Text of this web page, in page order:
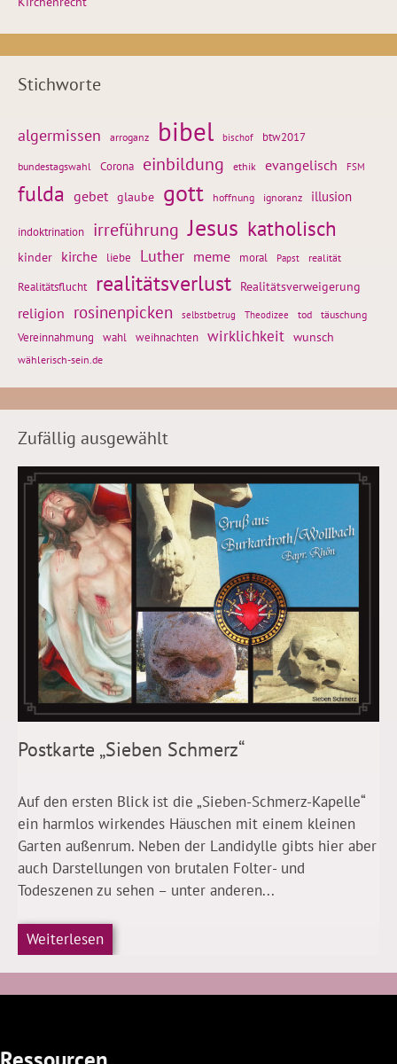
Stichworte
algermissen arroganz bibel bischof btw2017
bundestagswahl Corona einbildung ethik evangelisch FSM
fulda gebet glaube gott hoffnung ignoranz illusion
indoktrination irreführung Jesus katholisch
kinder kirche liebe Luther meme moral Papst realität
Realitätsflucht realitätsverlust Realitätsverweigerung
religion rosinenpicken selbstbetrug Theodizee tod täuschung
Vereinnahmung wahl weihnachten wirklichkeit wunsch
wählerisch-sein.de
Zufällig ausgewählt
Postkarte „Sieben Schmerz“
Auf den ersten Blick ist die „Sieben-Schmerz-Kapelle“
ein harmlos wirkendes Häuschen mit einem kleinen
Garten außenrum. Neben der Landidylle gibts hier aber
auch Darstellungen von brutalen Folter- und
Todeszenen zu sehen – unter anderen...
Weiterlesen